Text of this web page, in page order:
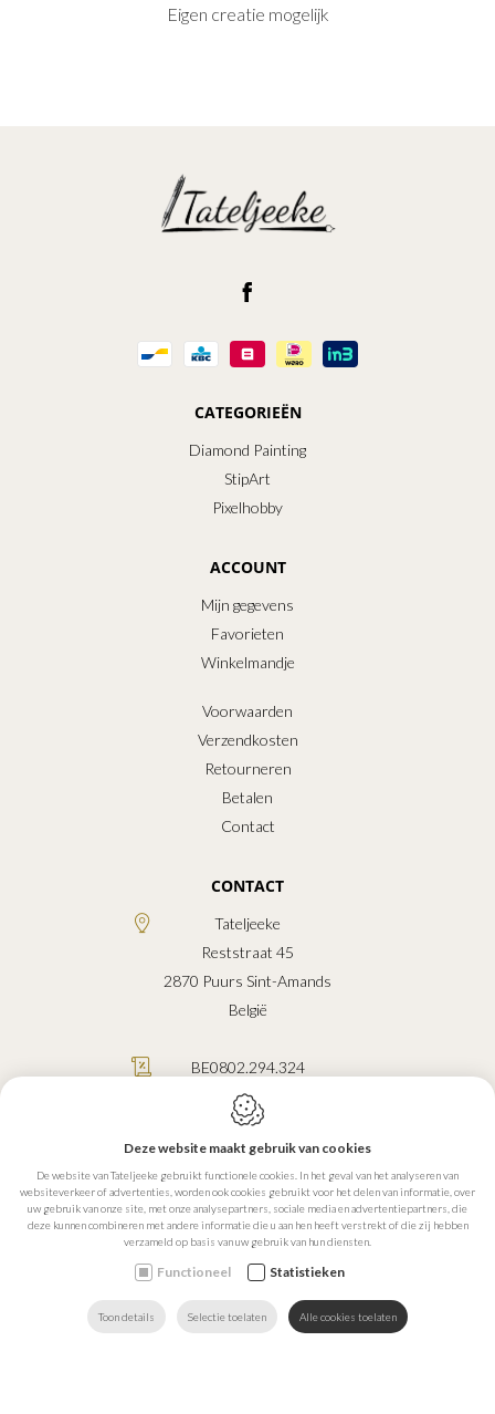
Eigen creatie mogelijk
CATEGORIEËN
Diamond Painting
StipArt
Pixelhobby
ACCOUNT
Mijn gegevens
Favorieten
Winkelmandje
Voorwaarden
Verzendkosten
Retourneren
Betalen
Contact
CONTACT
Tateljeeke
Reststraat 45
2870 Puurs Sint-Amands
België
BE0802.294.324
0472.47.95.03
info@tateljeeke.be
Webdesign by IDcreation 2026
Cookie policy
Sitemap
Deze website maakt gebruik van cookies
De website van Tateljeeke gebruikt functionele cookies. In het geval van het analyseren van
websiteverkeer of advertenties, worden ook cookies gebruikt voor het delen van informatie, over
uw gebruik van onze site, met onze analysepartners, sociale media en advertentiepartners, die
deze kunnen combineren met andere informatie die u aan hen heeft verstrekt of die zij hebben
verzameld op basis van uw gebruik van hun diensten.
Functioneel Statistieken
Toon details Selectie toelaten Alle cookies toelaten
MAIL ONS HOME VIND ONS